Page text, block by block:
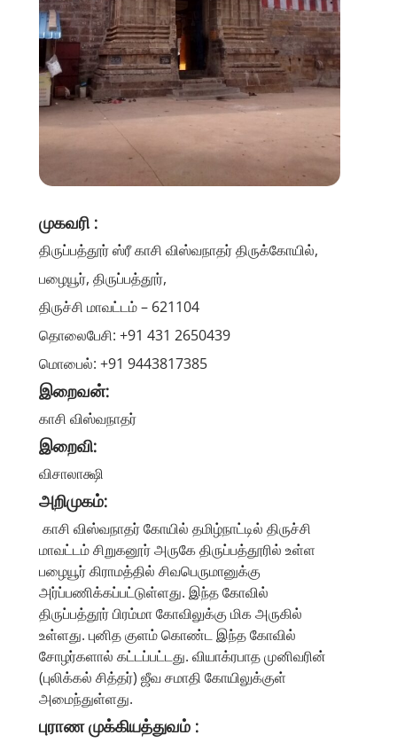
முகவரி :
திருப்பத்தூர் ஸ்ரீ காசி விஸ்வநாதர் திருக்கோயில்,
பழையூர், திருப்பத்தூர்,
திருச்சி மாவட்டம் – 621104
தொலைபேசி: +91 431 2650439
மொபைல்: +91 9443817385
இறைவன்:
காசி விஸ்வநாதர்
இறைவி:
விசாலாக்ஷி
அறிமுகம்:
காசி விஸ்வநாதர் கோயில் தமிழ்நாட்டில் திருச்சி
மாவட்டம் சிறுகனூர் அருகே திருப்பத்தூரில் உள்ள
பழையூர் கிராமத்தில் சிவபெருமானுக்கு
அர்ப்பணிக்கப்பட்டுள்ளது. இந்த கோவில்
திருப்பத்தூர் பிரம்மா கோவிலுக்கு மிக அருகில்
உள்ளது. புனித குளம் கொண்ட இந்த கோவில்
சோழர்களால் கட்டப்பட்டது. வியாக்ரபாத முனிவரின்
(புலிக்கல் சித்தர்) ஜீவ சமாதி கோயிலுக்குள்
அமைந்துள்ளது.
புராண முக்கியத்துவம் :